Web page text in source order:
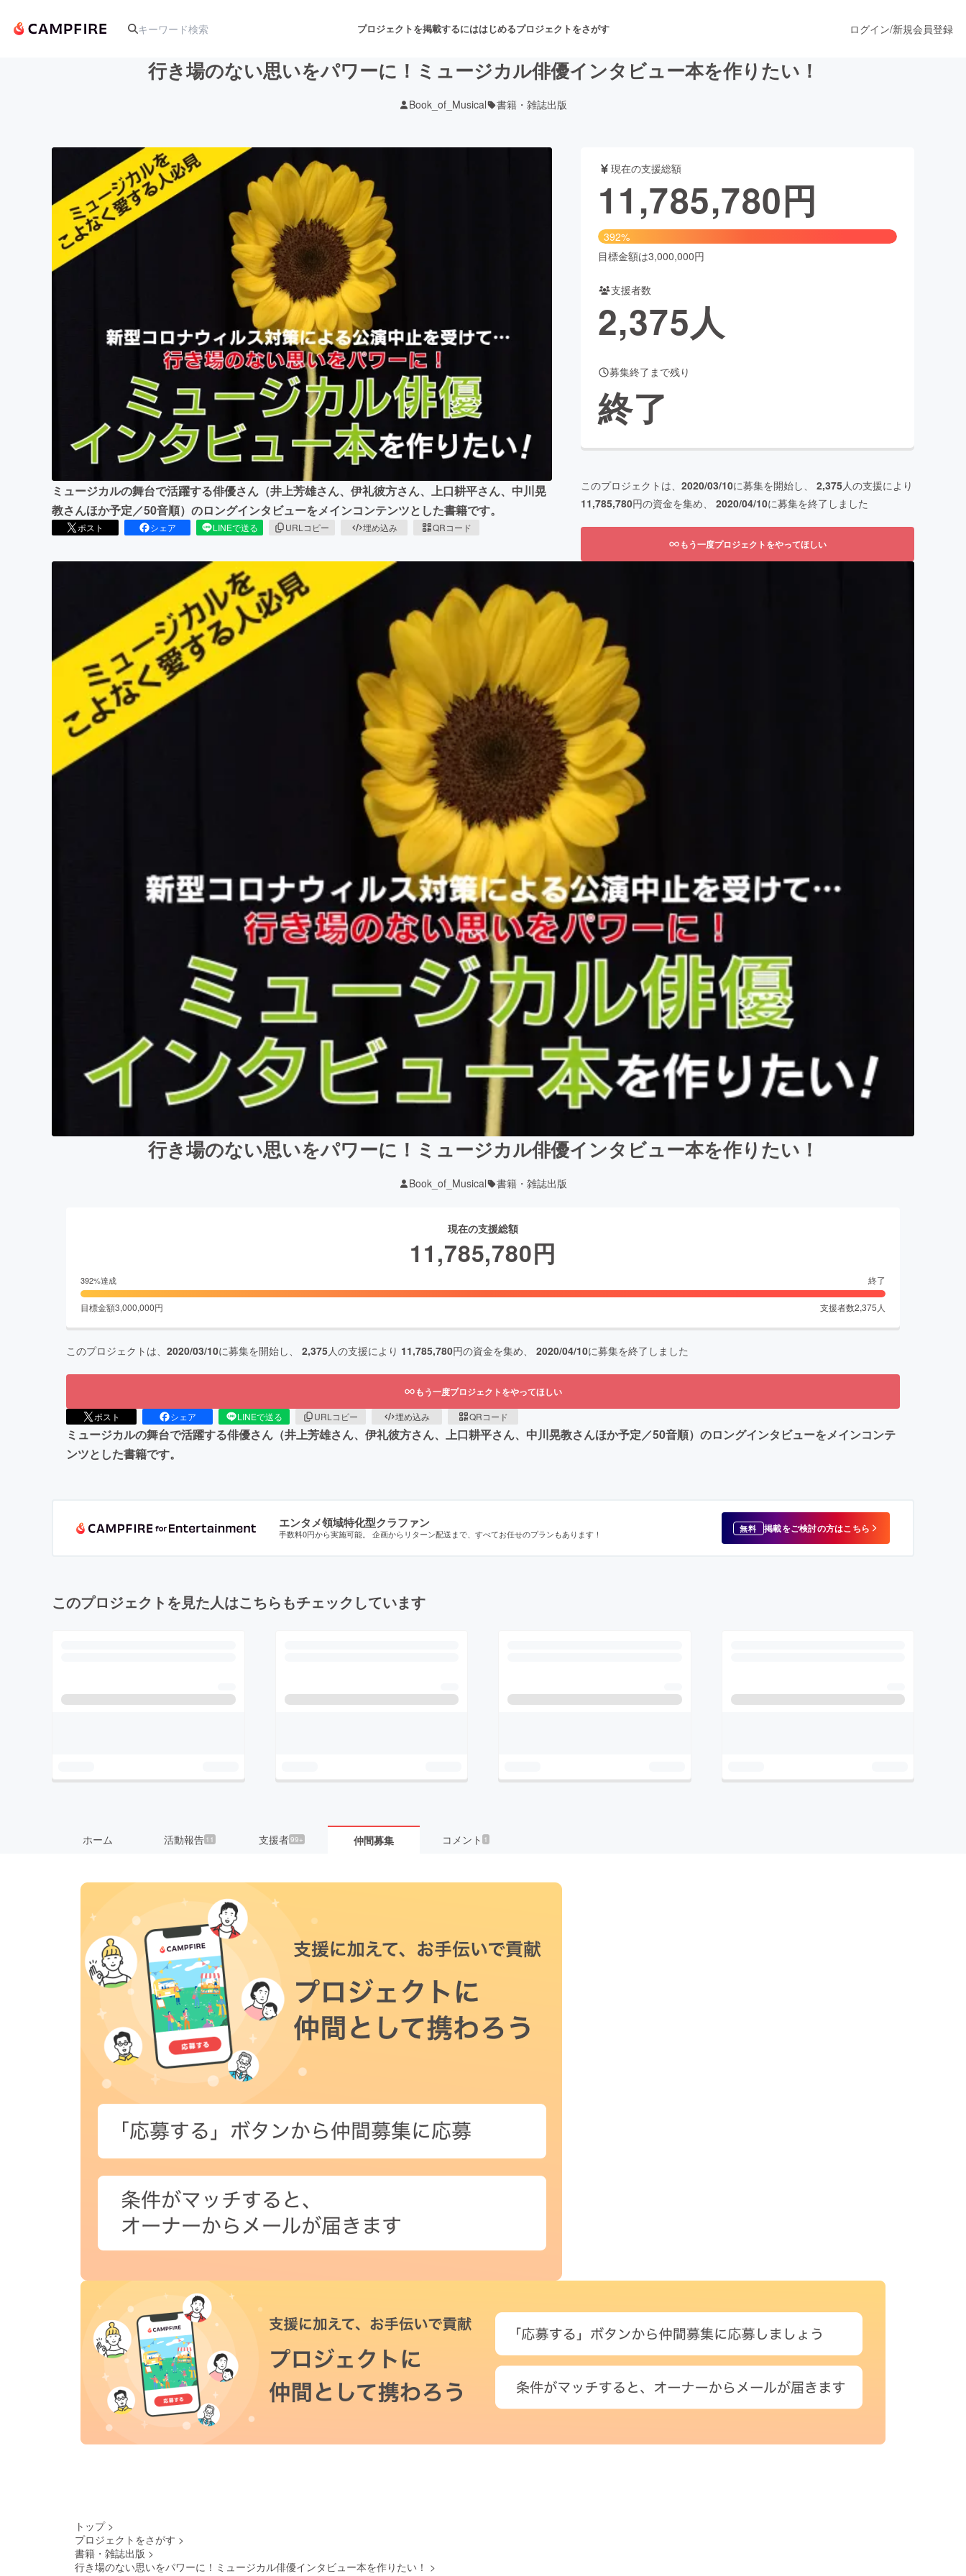
プロジェクトを掲載するにははじめるプロジェクトをさがす
アート・写真 音楽 舞台・パフォーマンス
テクノロジー・ガジェット ゲーム・サービス開発 ファッション
書籍・雑誌出版
チャレンジ ビューティー・ヘルスケア
まちづくり・地域活性化
CAMPFIRE for Social Good
CAMPFIREふるさと納税
ログイン/新規会員登録
行き場のない思いをパワーに！ミュージカル俳優インタビュー本を作りたい！
Book_of_Musical 書籍・雑誌出版
ミュージカルの舞台で活躍する俳優さん（井上芳雄さん、伊礼彼方さん、上口耕平さん、中川晃
教さんほか予定／50音順）のロングインタビューをメインコンテンツとした書籍です。
ポスト シェア LINEで送る URLコピー 埋め込み QRコード
現在の支援総額
11,785,780円
392%
目標金額は3,000,000円
支援者数
2,375人
募集終了まで残り
終了
このプロジェクトは、 2020/03/10に募集を開始し、 2,375人の支援により
11,785,780円の資金を集め、 2020/04/10に募集を終了しました
もう一度プロジェクトをやってほしい
行き場のない思いをパワーに！ミュージカル俳優インタビュー本を作りたい！
Book_of_Musical 書籍・雑誌出版
現在の支援総額
11,785,780円
392%達成 終了
目標金額3,000,000円 支援者数2,375 人
このプロジェクトは、 2020/03/10に募集を開始し、 2,375人の支援により 11,785,780円の資金を集め、 2020/04/10に募集を終了しました
もう一度プロジェクトをやってほしい
ポスト シェア LINEで送る URLコピー 埋め込み QRコード
ミュージカルの舞台で活躍する俳優さん（井上芳雄さん、伊礼彼方さん、上口耕平さん、中川晃教さんほか予定／50音順）のロングインタビューをメインコンテ
ンツとした書籍です。
エンタメ領域特化型クラファン
手数料0円から実施可能。 企画からリターン配送まで、すべてお任せのプランもあります！ 無料 掲載をご検討の方はこちら
このプロジェクトを見た人はこちらもチェックしています
ホーム 活動報告 11 支援者99+ 仲間募集 コメント 1
トップ >
プロジェクトをさがす >
書籍・雑誌出版 >
行き場のない思いをパワーに！ミュージカル俳優インタビュー本を作りたい！ >